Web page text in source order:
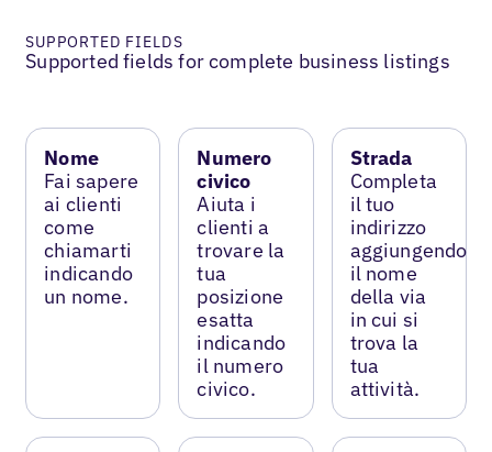
SUPPORTED FIELDS
Supported fields for complete business listings
Nome
Fai sapere
ai clienti
come
chiamarti
indicando
un nome.
Numero
civico
Aiuta i
clienti a
trovare la
tua
posizione
esatta
indicando
il numero
civico.
Strada
Completa
il tuo
indirizzo
aggiungendo
il nome
della via
in cui si
trova la
tua
attività.